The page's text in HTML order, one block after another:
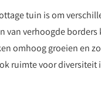
tuin is om
van verhoogde
omhoog groeien en
ruimte voor